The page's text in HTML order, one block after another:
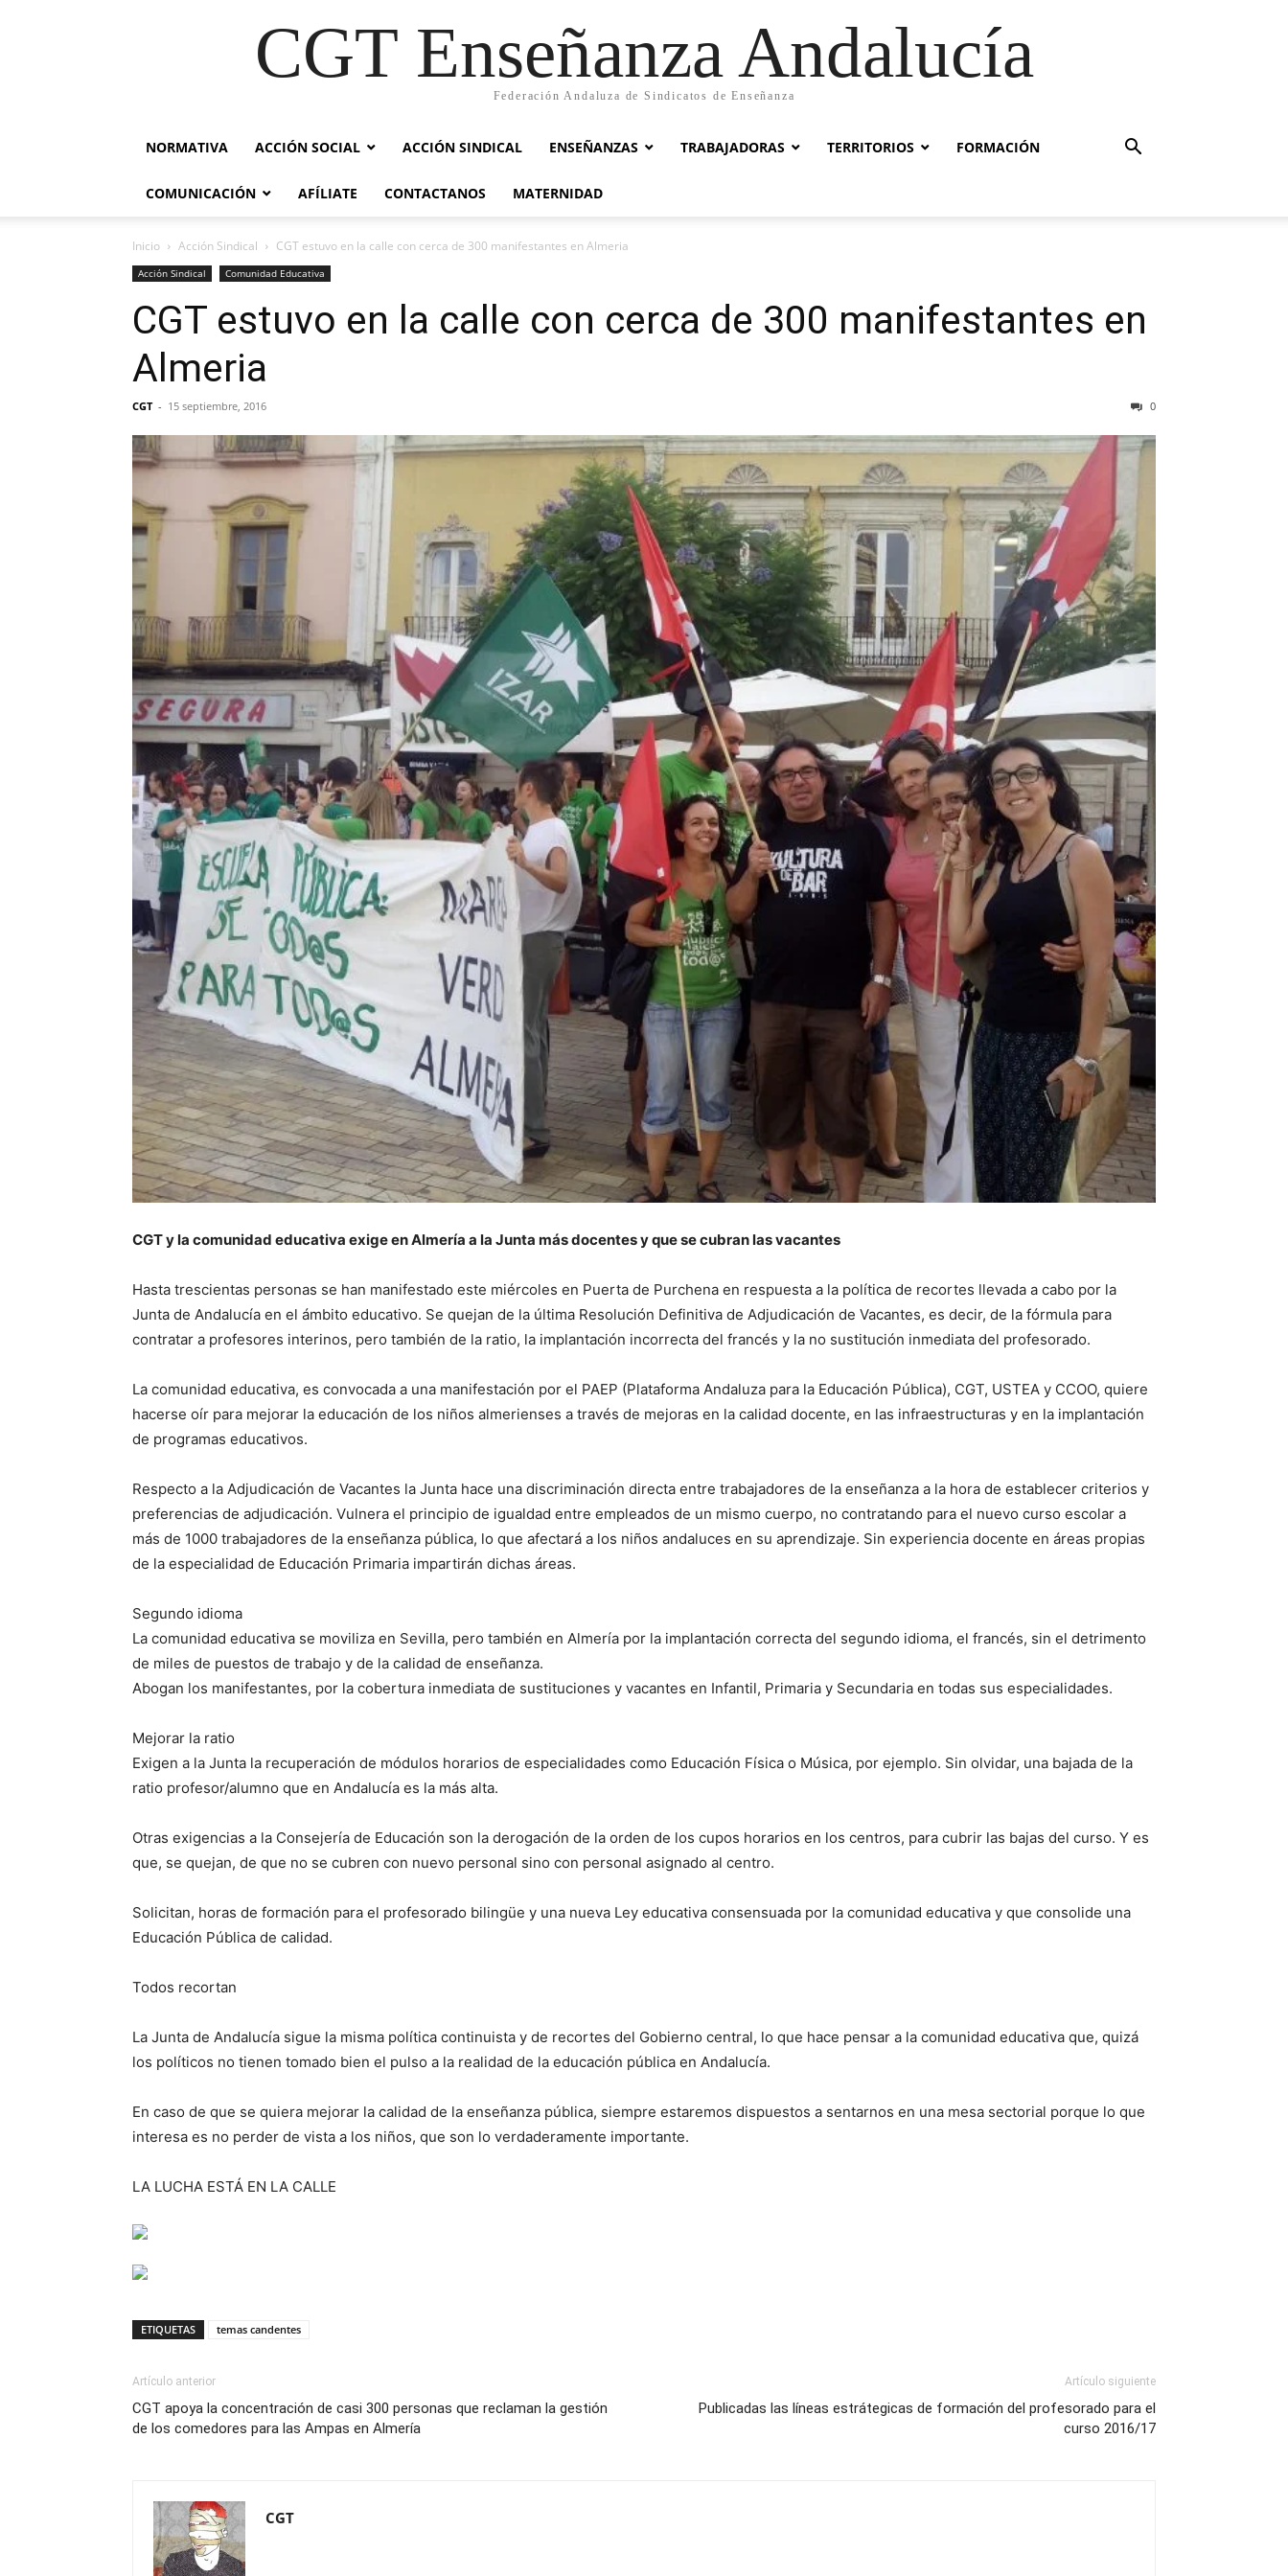
CGT Enseñanza Andalucía
Federación Andaluza de Sindicatos de Enseñanza
NORMATIVA ACCIÓN SOCIAL ACCIÓN SINDICAL ENSEÑANZAS TRABAJADORAS TERRITORIOS FORMACIÓN
COMUNICACIÓN AFÍLIATE CONTACTANOS MATERNIDAD
Inicio Acción Sindical CGT estuvo en la calle con cerca de 300 manifestantes en Almeria
Acción Sindical Comunidad Educativa
CGT estuvo en la calle con cerca de 300 manifestantes en
Almeria
CGT - 15 septiembre, 2016 0
CGT y la comunidad educativa exige en Almería a la Junta más docentes y que se cubran las vacantes
Hasta trescientas personas se han manifestado este miércoles en Puerta de Purchena en respuesta a la política de recortes llevada a cabo por la
Junta de Andalucía en el ámbito educativo. Se quejan de la última Resolución Definitiva de Adjudicación de Vacantes, es decir, de la fórmula para
contratar a profesores interinos, pero también de la ratio, la implantación incorrecta del francés y la no sustitución inmediata del profesorado.
La comunidad educativa, es convocada a una manifestación por el PAEP (Plataforma Andaluza para la Educación Pública), CGT, USTEA y CCOO, quiere
hacerse oír para mejorar la educación de los niños almerienses a través de mejoras en la calidad docente, en las infraestructuras y en la implantación
de programas educativos.
Respecto a la Adjudicación de Vacantes la Junta hace una discriminación directa entre trabajadores de la enseñanza a la hora de establecer criterios y
preferencias de adjudicación. Vulnera el principio de igualdad entre empleados de un mismo cuerpo, no contratando para el nuevo curso escolar a
más de 1000 trabajadores de la enseñanza pública, lo que afectará a los niños andaluces en su aprendizaje. Sin experiencia docente en áreas propias
de la especialidad de Educación Primaria impartirán dichas áreas.
Segundo idioma
La comunidad educativa se moviliza en Sevilla, pero también en Almería por la implantación correcta del segundo idioma, el francés, sin el detrimento
de miles de puestos de trabajo y de la calidad de enseñanza.
Abogan los manifestantes, por la cobertura inmediata de sustituciones y vacantes en Infantil, Primaria y Secundaria en todas sus especialidades.
Mejorar la ratio
Exigen a la Junta la recuperación de módulos horarios de especialidades como Educación Física o Música, por ejemplo. Sin olvidar, una bajada de la
ratio profesor/alumno que en Andalucía es la más alta.
Otras exigencias a la Consejería de Educación son la derogación de la orden de los cupos horarios en los centros, para cubrir las bajas del curso. Y es
que, se quejan, de que no se cubren con nuevo personal sino con personal asignado al centro.
Solicitan, horas de formación para el profesorado bilingüe y una nueva Ley educativa consensuada por la comunidad educativa y que consolide una
Educación Pública de calidad.
Todos recortan
La Junta de Andalucía sigue la misma política continuista y de recortes del Gobierno central, lo que hace pensar a la comunidad educativa que, quizá
los políticos no tienen tomado bien el pulso a la realidad de la educación pública en Andalucía.
En caso de que se quiera mejorar la calidad de la enseñanza pública, siempre estaremos dispuestos a sentarnos en una mesa sectorial porque lo que
interesa es no perder de vista a los niños, que son lo verdaderamente importante.
LA LUCHA ESTÁ EN LA CALLE
ETIQUETAS temas candentes
Artículo anterior
CGT apoya la concentración de casi 300 personas que reclaman la gestión
de los comedores para las Ampas en Almería
Artículo siguiente
Publicadas las líneas estrátegicas de formación del profesorado para el
curso 2016/17
CGT